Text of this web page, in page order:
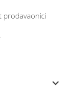
prodavaonici